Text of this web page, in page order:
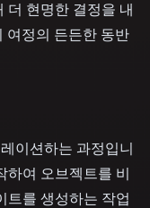
더 현명한 결정을 내
여정의 든든한 동반
이션하는 과정입니
여 오브젝트를 비
트를 생성하는 작업